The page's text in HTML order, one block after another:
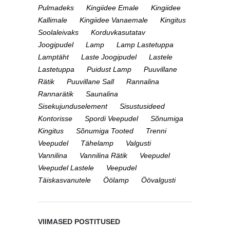
Pulmadeks
Kingiidee Emale
Kingiidee
Kallimale
Kingiidee Vanaemale
Kingitus
Soolaleivaks
Korduvkasutatav
Joogipudel
Lamp
Lamp Lastetuppa
Lamptäht
Laste Joogipudel
Lastele
Lastetuppa
Puidust Lamp
Puuvillane
Rätik
Puuvillane Sall
Rannalina
Rannarätik
Saunalina
Sisekujunduselement
Sisustusideed
Kontorisse
Spordi Veepudel
Sõnumiga
Kingitus
Sõnumiga Tooted
Trenni
Veepudel
Tähelamp
Valgusti
Vannilina
Vannilina Rätik
Veepudel
Veepudel Lastele
Veepudel
Täiskasvanutele
Öölamp Öövalgusti
VIIMASED POSTITUSED